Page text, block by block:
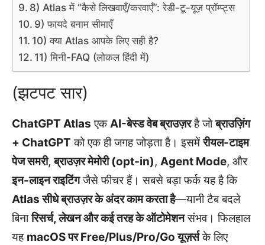
8) Atlas में “कैसे लिखवाएँ/करवाएँ”: रेडी-टू-यूज़ प्रॉम्प्ट्स
9) फायदे बनाम सीमाएँ
10) क्या Atlas आपके लिए सही है?
11) मिनी-FAQ (लोकल हिंदी में)
(झटपट सार)
ChatGPT Atlas एक AI-बेस्ड वेब ब्राउज़रहै जोब्राउज़िंग
+ ChatGPT को एक ही जगह जोड़ता है। इसमेंरीयल-टाइम
पेज समरी,ब्राउज़र मेमोरी (opt-in), Agent Mode, और
इन-लाइन राइटिंगजैसे फीचर हैं। सबसे बड़ा फर्क यह है कि
Atlas सीधे ब्राउज़र के अंदर काम करता है—यानी टैब बदले
बिनारिसर्च, लेखन और कई तरह के ऑटोमेशनसंभव। फिलहाल
यह macOS पर Free/Plus/Pro/Go यूज़र्सके लिए